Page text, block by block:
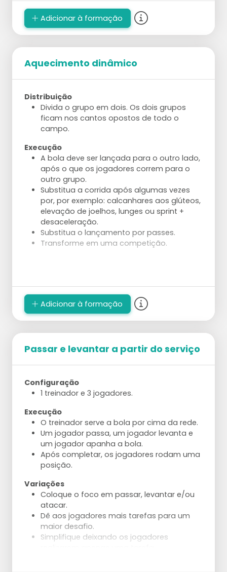
de levantamento desejada. O treinador
pega a bola e a lança imediatamente em
uma configuração perfeita (começando
com um levantamento de 1m que contém
um pico).
O jogador 2 entra em posição para o
ataque e ataca em uma área específica
(use cones como alvo). Após o ataque, o
Depois que o jogador 1 ataca a bola, ele se
junta à fila de passadores/atacantes.
Ajustes
A direção do ataque é inicialmente
"apenas" à direita ou à esquerda. À medida
que o exercício avança, o alvo pode ser
reduzido e tornado mais preciso.
A bola também pode ser lançada em vez
de atacada pelo jogador 1.
Dê uma tarefa mais direcionada ao
jogador 1.
Use um levantador em vez do treinador
que pega e lança a bola.
ataque com uma defesa.
Adicionar à formação
Aquecimento dinâmico
Distribuição
Divida o grupo em dois. Os dois grupos
ficam nos cantos opostos de todo o
campo.
Execução
A bola deve ser lançada para o outro lado,
após o que os jogadores correm para o
outro grupo.
Substitua a corrida após algumas vezes
por, por exemplo: calcanhares aos glúteos,
elevação de joelhos, lunges ou sprint +
desaceleração.
Substitua o lançamento por passes.
Transforme em uma competição.
Adicionar à formação
Passar e levantar a partir do serviço
Configuração
1 treinador e 3 jogadores.
Execução
O treinador serve a bola por cima da rede.
Um jogador passa, um jogador levanta e
um jogador apanha a bola.
Após completar, os jogadores rodam uma
posição.
Variações
Coloque o foco em passar, levantar e/ou
atacar.
Dê aos jogadores mais tarefas para um
maior desafio.
Simplifique deixando os jogadores